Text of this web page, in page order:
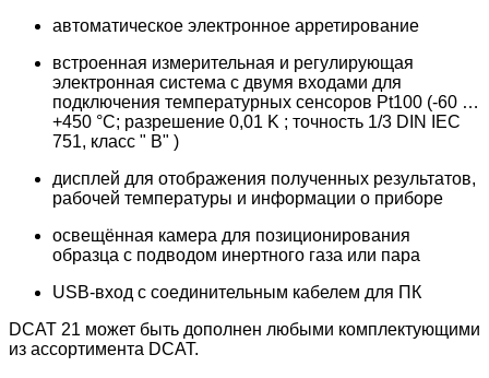
автоматическое электронное арретирование
встроенная измерительная и регулирующая
электронная система с двумя входами для
подключения температурных сенсоров Pt100 (-60 …
+450 °C; разрешение 0,01 K ; точность 1/3 DIN IEC
751, класс " B" )
дисплей для отображения полученных результатов,
рабочей температуры и информации о приборе
освещённая камера для позиционирования
образца с подводом инертного газа или пара
USB-вход с соединительным кабелем для ПК
DCAT 21 может быть дополнен любыми комплектующими
из ассортимента DCAT.